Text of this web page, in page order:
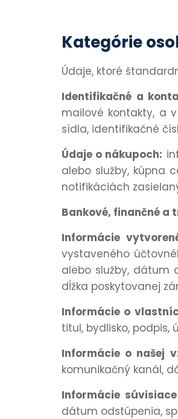
Kategórie
Údaje, ktoré
Identifikačné a
mailové kontakty, a
sídla, identifikačné
Údaje o nákupoch:
alebo služby, kúpna
notifikáciách
Bankové, finančné a
Informácie
vystaveného
alebo služby, dátum
dĺžka poskytovanej
Informácie o
titul, bydlisko, podpis,
Informácie o našej
komunikačný kanál,
Informácie
dátum odstúpenia,